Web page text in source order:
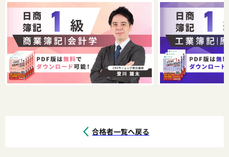
合格者一覧へ戻る